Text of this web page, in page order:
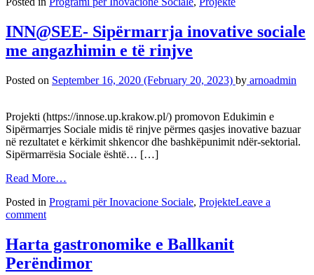
INN@SEE- Sipërmarrja inovative sociale
me angazhimin e të rinjve
Posted on September 16, 2020 (February 20, 2023) by arnoadmin
Projekti (https://innose.up.krakow.pl/) promovon Edukimin e
Sipërmarrjes Sociale midis të rinjve përmes qasjes inovative bazuar
në rezultatet e kërkimit shkencor dhe bashkëpunimit ndër-sektorial.
Sipërmarrësia Sociale është… […]
Read More…
Posted in Programi për Inovacione Sociale, ProjekteLeave a
comment
Harta gastronomike e Ballkanit
Perëndimor